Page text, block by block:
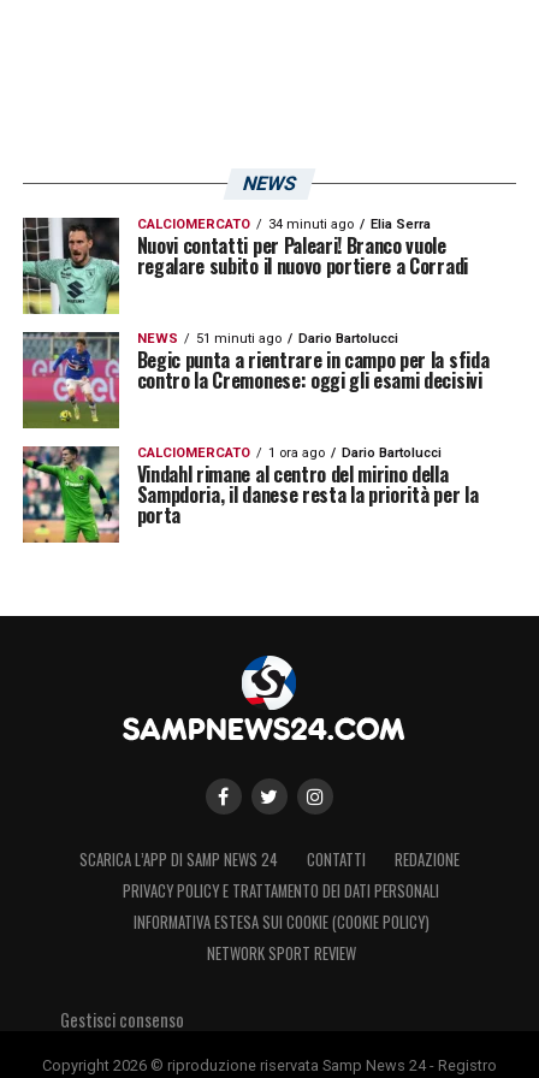
numero 8: «È unagrande soddisfazione
finire il girone di andata così: 26 punti sono
tanti, ci permettono di staccare le ultime
quattro posizioni in classifica ed andare ad
aggredire le prime dieci. Vrioni ? Credo che
ci abbiaripagato a sufficienza».
LA PLAYLIST DELLE NOSTRE TOP NEWS
NEWS
CALCIOMERCATO 34 minuti ago Elia Serra
Nuovi contatti per Paleari! Branco vuole
regalare subito il nuovo portiere a Corradi
NEWS 51 minuti ago Dario Bartolucci
Begic punta a rientrare in campo per la sfida
contro la Cremonese: oggi gli esami decisivi
CALCIOMERCATO 1 ora ago Dario Bartolucci
Vindahl rimane al centro del mirino della
Sampdoria, il danese resta la priorità per la
porta
SCARICA L’APP DI SAMP NEWS 24 CONTATTI
REDAZIONE
PRIVACY POLICY E TRATTAMENTO DEI DATI PERSONALI
INFORMATIVA ESTESA SUI COOKIE (COOKIE POLICY)
NETWORK SPORT REVIEW
Gestisci consenso
Copyright 2026 © riproduzione riservata Samp News 24 - Registro